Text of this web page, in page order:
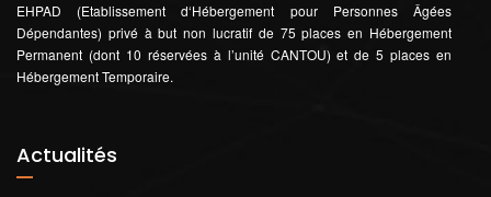
EHPAD (Etablissement d‘Hébergement pour Personnes Âgées
Dépendantes) privé à but non lucratif de 75 places en Hébergement
Permanent (dont 10 réservées à l’unité CANTOU) et de 5 places en
Hébergement Temporaire.
Actualités